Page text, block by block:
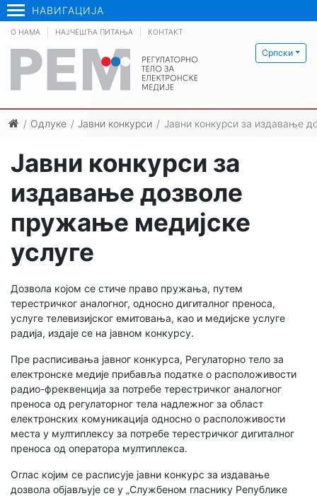
НАВИГАЦИЈА
Српски
О НАМА НАЈЧЕШЋА ПИТАЊА КОНТАКТ
Одлуке Јавни конкурси Јавни конкурси за издавање
Јавни конкурси за
издавање дозволе
пружање медијске
услуге
Дозвола којом се стиче право пружања, путем
терестричког аналогног, односно дигиталног преноса,
услуге телевизијског емитовања, као и медијске услуге
радија, издаје се на јавном конкурсу.
Пре расписивања јавног конкурса, Регулаторно тело за
електронске медије прибавља податке о расположивости
радио-фреквенција за потребе терестричког аналогног
преноса од регулаторног тела надлежног за област
електронских комуникација односно о расположивости
места у мултиплексу за потребе терестричког дигиталног
преноса од оператора мултиплекса.
Оглас којим се расписује јавни конкурс за издавање
дозвола објављује се у „Службеном гласнику Републике